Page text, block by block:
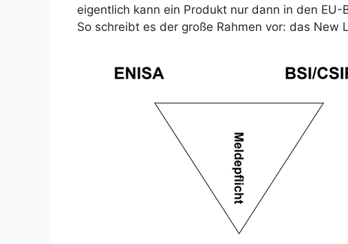
eigentlich kann ein Produkt nur dann in den
So schreibt es der große Rahmen vor: das New